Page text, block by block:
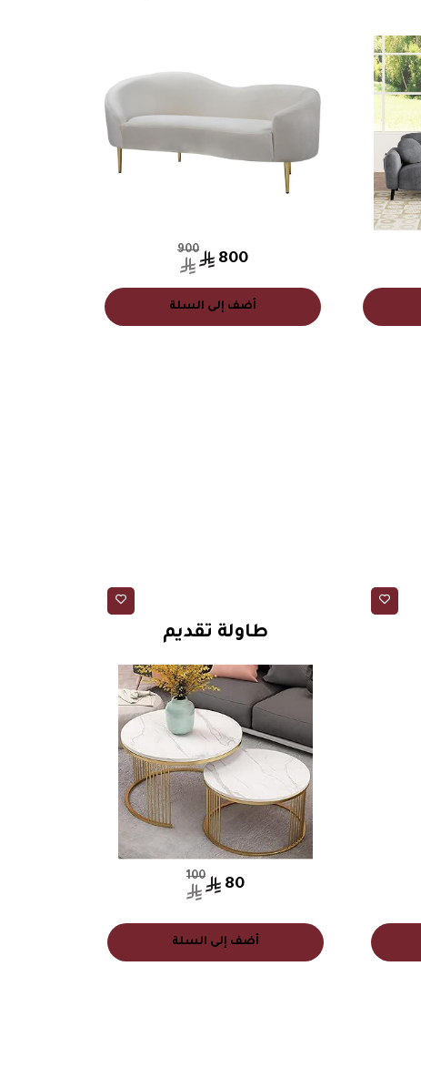
800
900
أضف إلى السلة
طاولة تقديم
80
100
أضف إلى السلة